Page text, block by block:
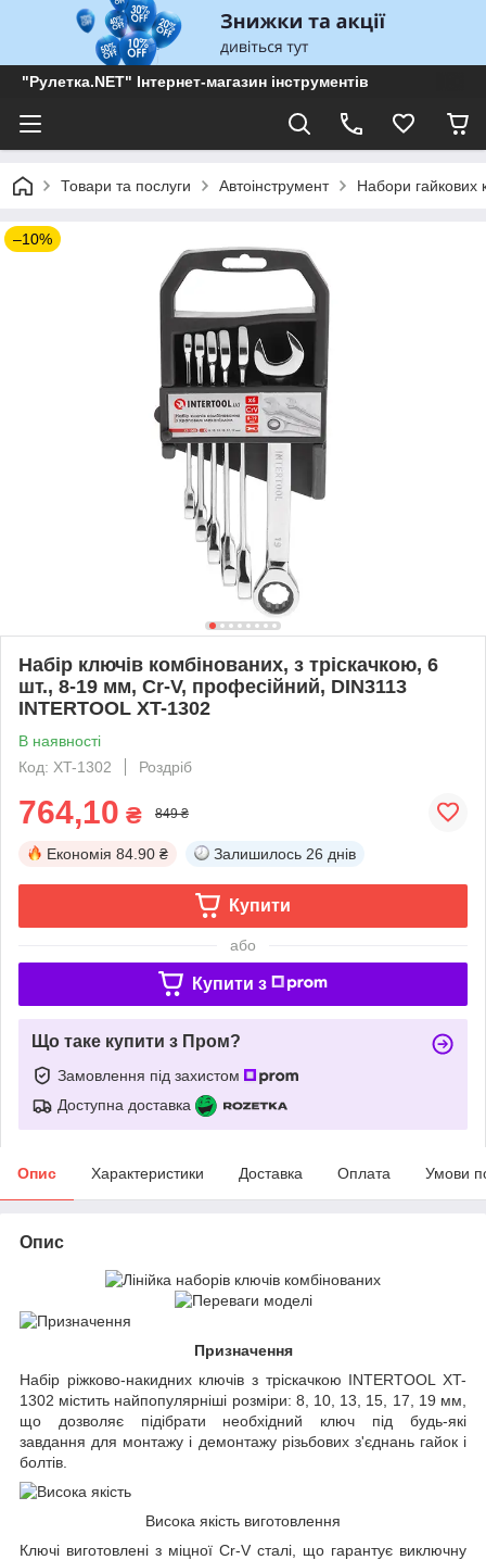
"Рулетка.NET" Інтернет-магазин інструментів
Товари та послуги Автоінструмент Набори гайкових
–10%
Набір ключів комбінованих, з тріскачкою, 6
шт., 8-19 мм, Cr-V, професійний, DIN3113
INTERTOOL XT-1302
В наявності
Код: XT-1302
Роздріб
764,10 ₴ 849 ₴
Економія 84.90 ₴ Залишилось 26 днів
Купити
або
Купити з
Що таке купити з Пром?
Замовлення під захистом
Доступна доставка
Опис Характеристики Доставка Оплата Умови
Опис
Призначення
Набір ріжково-накидних ключів з тріскачкою INTERTOOL XT-
1302 містить найпопулярніші розміри: 8, 10, 13, 15, 17, 19 мм,
що дозволяє підібрати необхідний ключ під будь-які
завдання для монтажу і демонтажу різьбових з'єднань гайок і
болтів.
Висока якість виготовлення
Ключі виготовлені з міцної Cr-V сталі, що гарантує виключну